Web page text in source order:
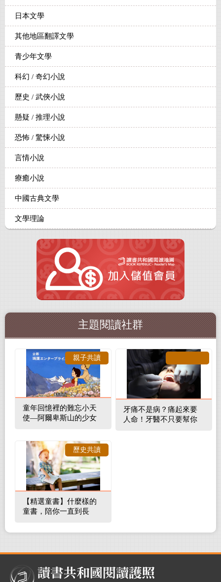
日本文學
其他地區翻譯文學
青少年文學
科幻 / 奇幻小說
歷史 / 武俠小說
懸疑 / 推理小說
恐怖 / 驚悚小說
言情小說
療癒小說
中國古典文學
文學理論
主題閱讀社群
童年回憶裡的難忘小天
使—阿爾卑斯山的少女
親子共讀
牙痛不是病？痛起來要
人命！牙醫不只要幫你
【精選童書】什麼樣的
童書，陪你一直到長
歷史共讀